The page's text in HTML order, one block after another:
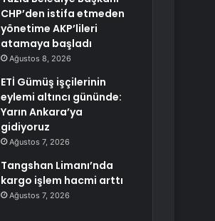
CHP’den istifa etmeden
yönetime AKP’lileri
atamaya başladı
Ağustos 8, 2026
ETİ Gümüş işçilerinin
eylemi altıncı gününde:
Yarın Ankara’ya
gidiyoruz
Ağustos 7, 2026
Tangshan Limanı’nda
kargo işlem hacmi arttı
Ağustos 7, 2026